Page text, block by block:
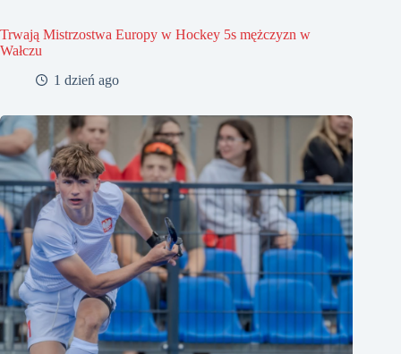
Trwają Mistrzostwa Europy w Hockey 5s mężczyzn w
Wałczu
1 dzień ago